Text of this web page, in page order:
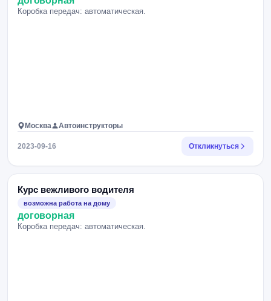
Коробка передач: автоматическая.
Москва Автоинструкторы
2023-09-16 Откликнуться
Курс вежливого водителя
возможна работа на дому
договорная
Коробка передач: автоматическая.